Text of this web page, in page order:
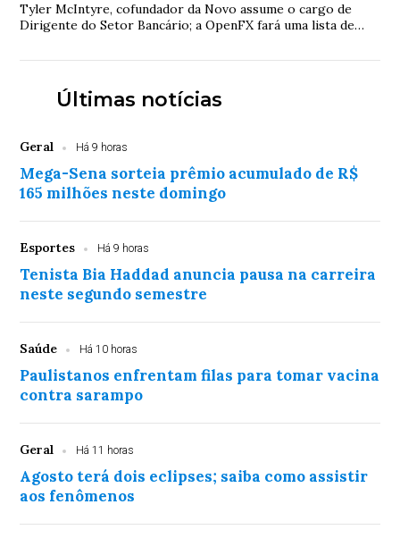
Tyler McIntyre, cofundador da Novo assume o cargo de
Dirigente do Setor Bancário; a OpenFX fará uma lista de
Últimas notícias
Geral Há 9 horas
Mega-Sena sorteia prêmio acumulado de R$
165 milhões neste domingo
Esportes Há 9 horas
Tenista Bia Haddad anuncia pausa na carreira
neste segundo semestre
Saúde Há 10 horas
Paulistanos enfrentam filas para tomar vacina
contra sarampo
Geral Há 11 horas
Agosto terá dois eclipses; saiba como assistir
aos fenômenos